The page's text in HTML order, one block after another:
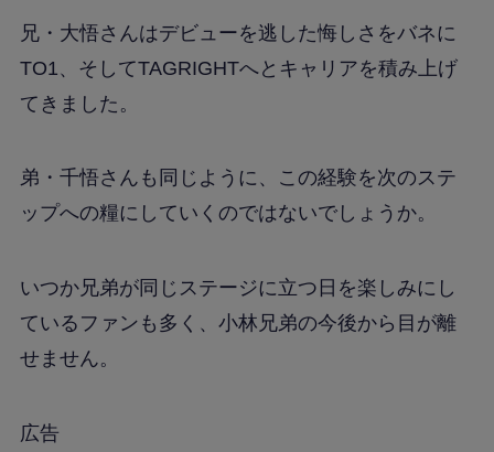
兄・大悟さんはデビューを逃した悔しさをバネに
TO1、そしてTAGRIGHTへとキャリアを積み上げ
てきました。
弟・千悟さんも同じように、この経験を次のステ
ップへの糧にしていくのではないでしょうか。
いつか兄弟が同じステージに立つ日を楽しみにし
ているファンも多く、小林兄弟の今後から目が離
せません。
広告